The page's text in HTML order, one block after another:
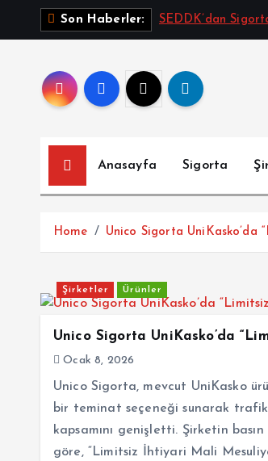
Son Haberler: SEDDK’dan
Anasayfa Sigorta
Home Unico Sigorta UniKasko’da
Şirketler Ürünler
Unico Sigorta UniKasko’da
Ocak 8, 2026
Unico Sigorta, mevcut UniKasko
bir teminat seçeneği sunarak trafik
kapsamını genişletti. Şirketin basın
göre, “Limitsiz İhtiyari Mali